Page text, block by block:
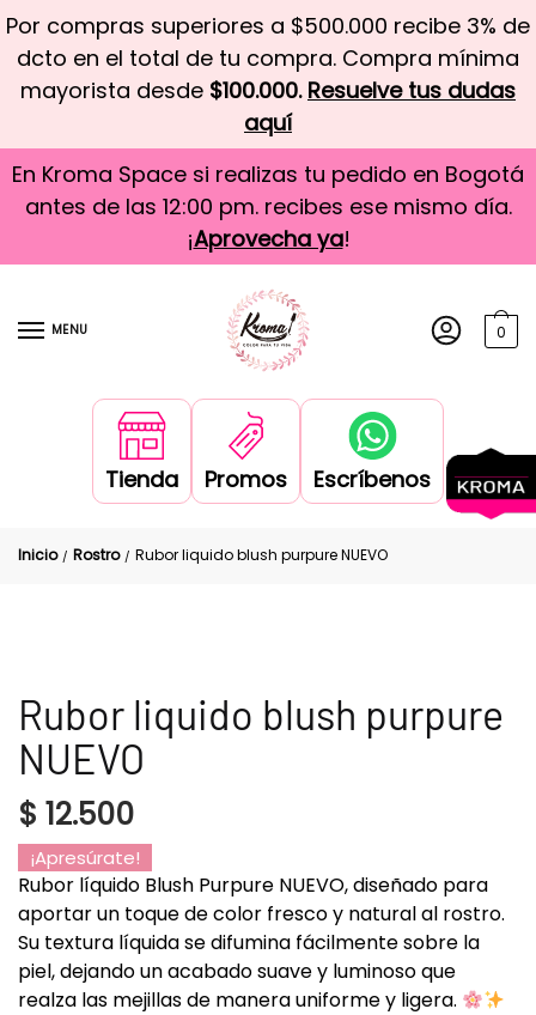
Por compras superiores a $500.000 recibe 3% de
dcto en el total de tu compra. Compra mínima
mayorista desde $100.000. Resuelve tus dudas
aquí
En Kroma Space si realizas tu pedido en Bogotá
antes de las 12:00 pm. recibes ese mismo día.
¡Aprovecha ya!
MENU 0
Tienda Promos Escríbenos
Inicio / Rostro / Rubor liquido blush purpure NUEVO
Rubor liquido blush purpure
NUEVO
$ 12.500
¡Apresúrate!
Rubor líquido Blush Purpure NUEVO, diseñado para
aportar un toque de color fresco y natural al rostro.
Su textura líquida se difumina fácilmente sobre la
piel, dejando un acabado suave y luminoso que
realza las mejillas de manera uniforme y ligera.